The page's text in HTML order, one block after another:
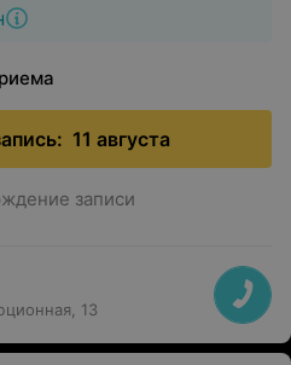
11 августа
записи
13